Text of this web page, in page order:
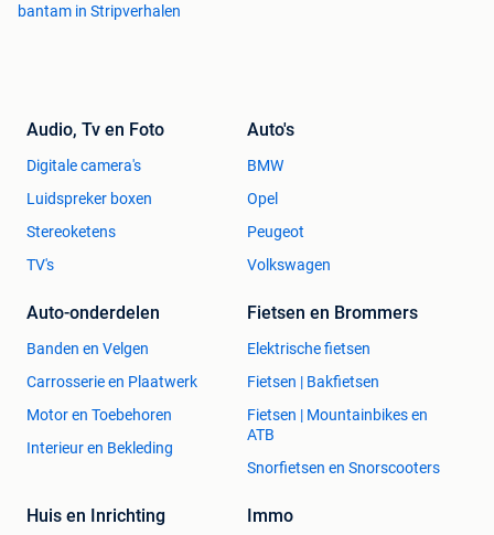
bantam in Stripverhalen
Audio, Tv en Foto
Digitale camera's
Luidspreker boxen
Stereoketens
TV's
Auto's
BMW
Opel
Peugeot
Volkswagen
Auto-onderdelen
Banden en Velgen
Carrosserie en Plaatwerk
Motor en Toebehoren
Interieur en Bekleding
Fietsen en Brommers
Elektrische fietsen
Fietsen | Bakfietsen
Fietsen | Mountainbikes en
ATB
Snorfietsen en Snorscooters
Huis en Inrichting Immo